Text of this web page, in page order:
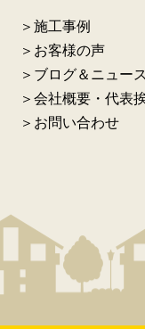
＞施工事例
＞お客様の声
＞ブログ＆ニュー
＞会社概要・代表
＞お問い合わせ